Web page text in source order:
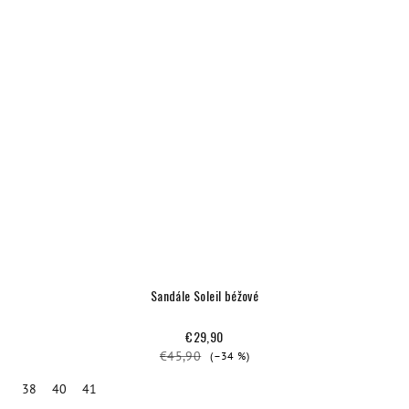
Sandále Soleil béžové
€29,90
€45,90 (–34 %)
38 40 41